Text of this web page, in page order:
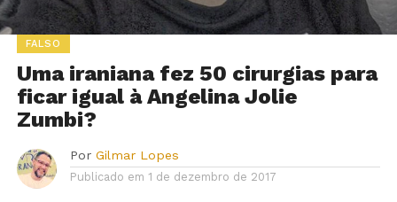
FALSO
Uma iraniana fez 50 cirurgias para
ficar igual à Angelina Jolie
Zumbi?
Por Gilmar Lopes
Publicado em 1 de dezembro de 2017